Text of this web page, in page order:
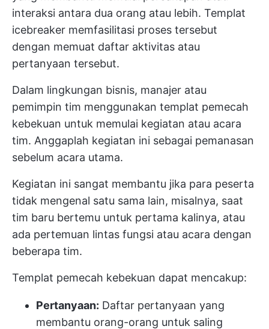
interaksi antara dua orang atau lebih. Templat
icebreaker memfasilitasi proses tersebut
dengan memuat daftar aktivitas atau
pertanyaan tersebut.
Dalam lingkungan bisnis, manajer atau
pemimpin tim menggunakan templat pemecah
kebekuan untuk memulai kegiatan atau acara
tim. Anggaplah kegiatan ini sebagai pemanasan
sebelum acara utama.
Kegiatan ini sangat membantu jika para peserta
tidak mengenal satu sama lain, misalnya, saat
tim baru bertemu untuk pertama kalinya, atau
ada pertemuan lintas fungsi atau acara dengan
beberapa tim.
Templat pemecah kebekuan dapat mencakup:
Pertanyaan: Daftar pertanyaan yang
membantu orang-orang untuk saling